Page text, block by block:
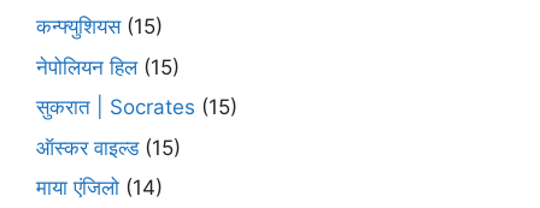
कन्फ्युशियस(15)
नेपोलियन हिल(15)
सुकरात | Socrates (15)
ऑस्कर वाइल्ड(15)
माया एंजिलो (14)